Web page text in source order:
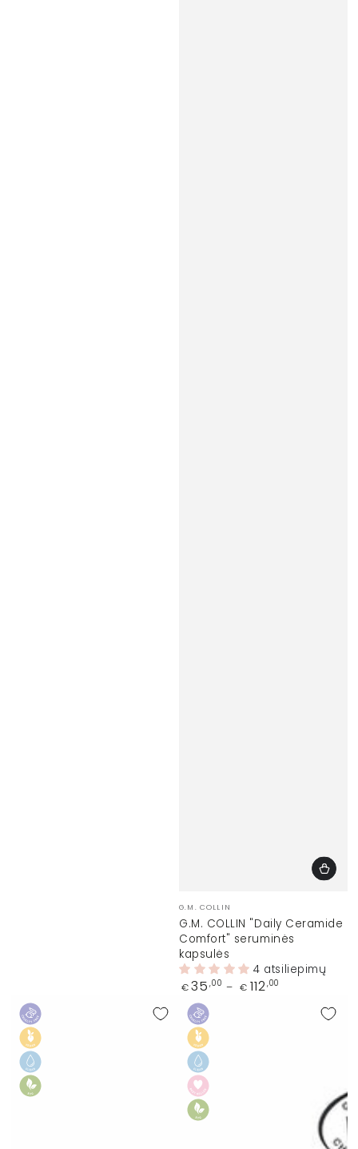
Prekinis
ženklas:
G.M. COLLIN
G.M. COLLIN "Daily Ceramide
Comfort" seruminės
kapsulės
4 atsiliepimų
Įprasta
€ 35 ,00 € 112,00